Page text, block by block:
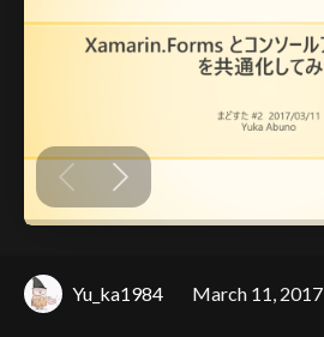
Yu_ka1984 March 11, 2017